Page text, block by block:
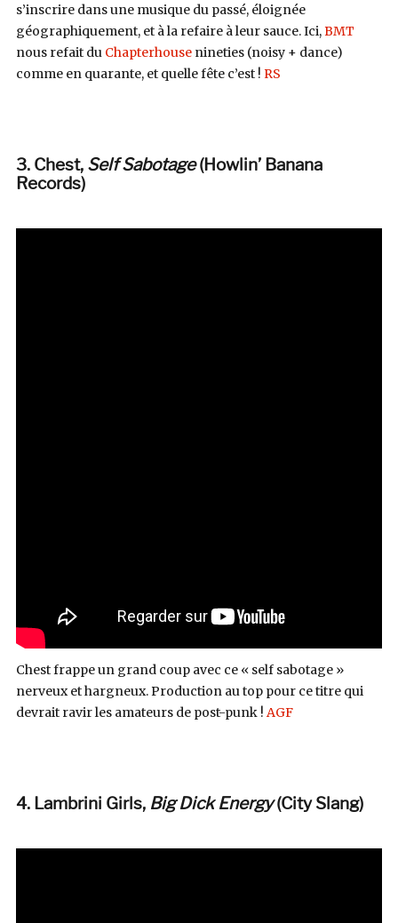
s’inscrire dans une musique du passé, éloignée
géographiquement, et à la refaire à leur sauce. Ici,BMT
nous refait du Chapterhousenineties (noisy + dance)
comme en quarante, et quelle fête c’est ! RS
3. Chest, Self Sabotage(Howlin’ Banana
Records)
Chest frappe un grand coup avec ce « self sabotage »
nerveux et hargneux. Production au top pour ce titre qui
devrait ravir les amateurs de post-punk ! AGF
4. Lambrini Girls, Big Dick Energy(City Slang)